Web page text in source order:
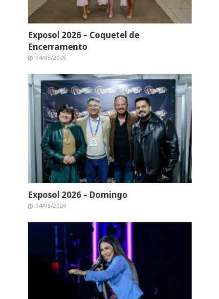
Exposol 2026 – Coquetel de
Encerramento
04/05/2026
Exposol 2026 – Domingo
04/05/2026